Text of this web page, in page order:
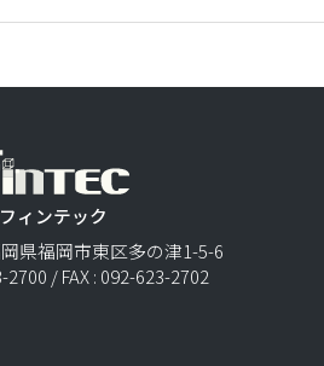
フィンテック
県福岡市東区多の津1-5-6
2700 / FAX : 092-623-2702